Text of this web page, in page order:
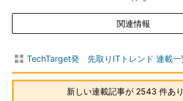
関連情報
TechTarget発 先取りITトレンド 連載一
新しい連載記事が 2543 件あ